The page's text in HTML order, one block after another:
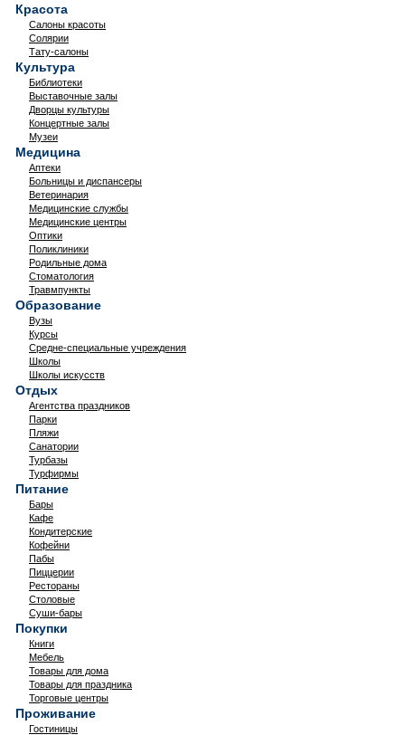
Красота
Салоны красоты
Солярии
Тату-салоны
Культура
Библиотеки
Выставочные залы
Дворцы культуры
Концертные залы
Музеи
Медицина
Аптеки
Больницы и диспансеры
Ветеринария
Медицинские службы
Медицинские центры
Оптики
Поликлиники
Родильные дома
Стоматология
Травмпункты
Образование
Вузы
Курсы
Средне-специальные учреждения
Школы
Школы искусств
Отдых
Агентства праздников
Парки
Пляжи
Санатории
Турбазы
Турфирмы
Питание
Бары
Кафе
Кондитерские
Кофейни
Пабы
Пиццерии
Рестораны
Столовые
Суши-бары
Покупки
Книги
Мебель
Товары для дома
Товары для праздника
Торговые центры
Проживание
Гостиницы